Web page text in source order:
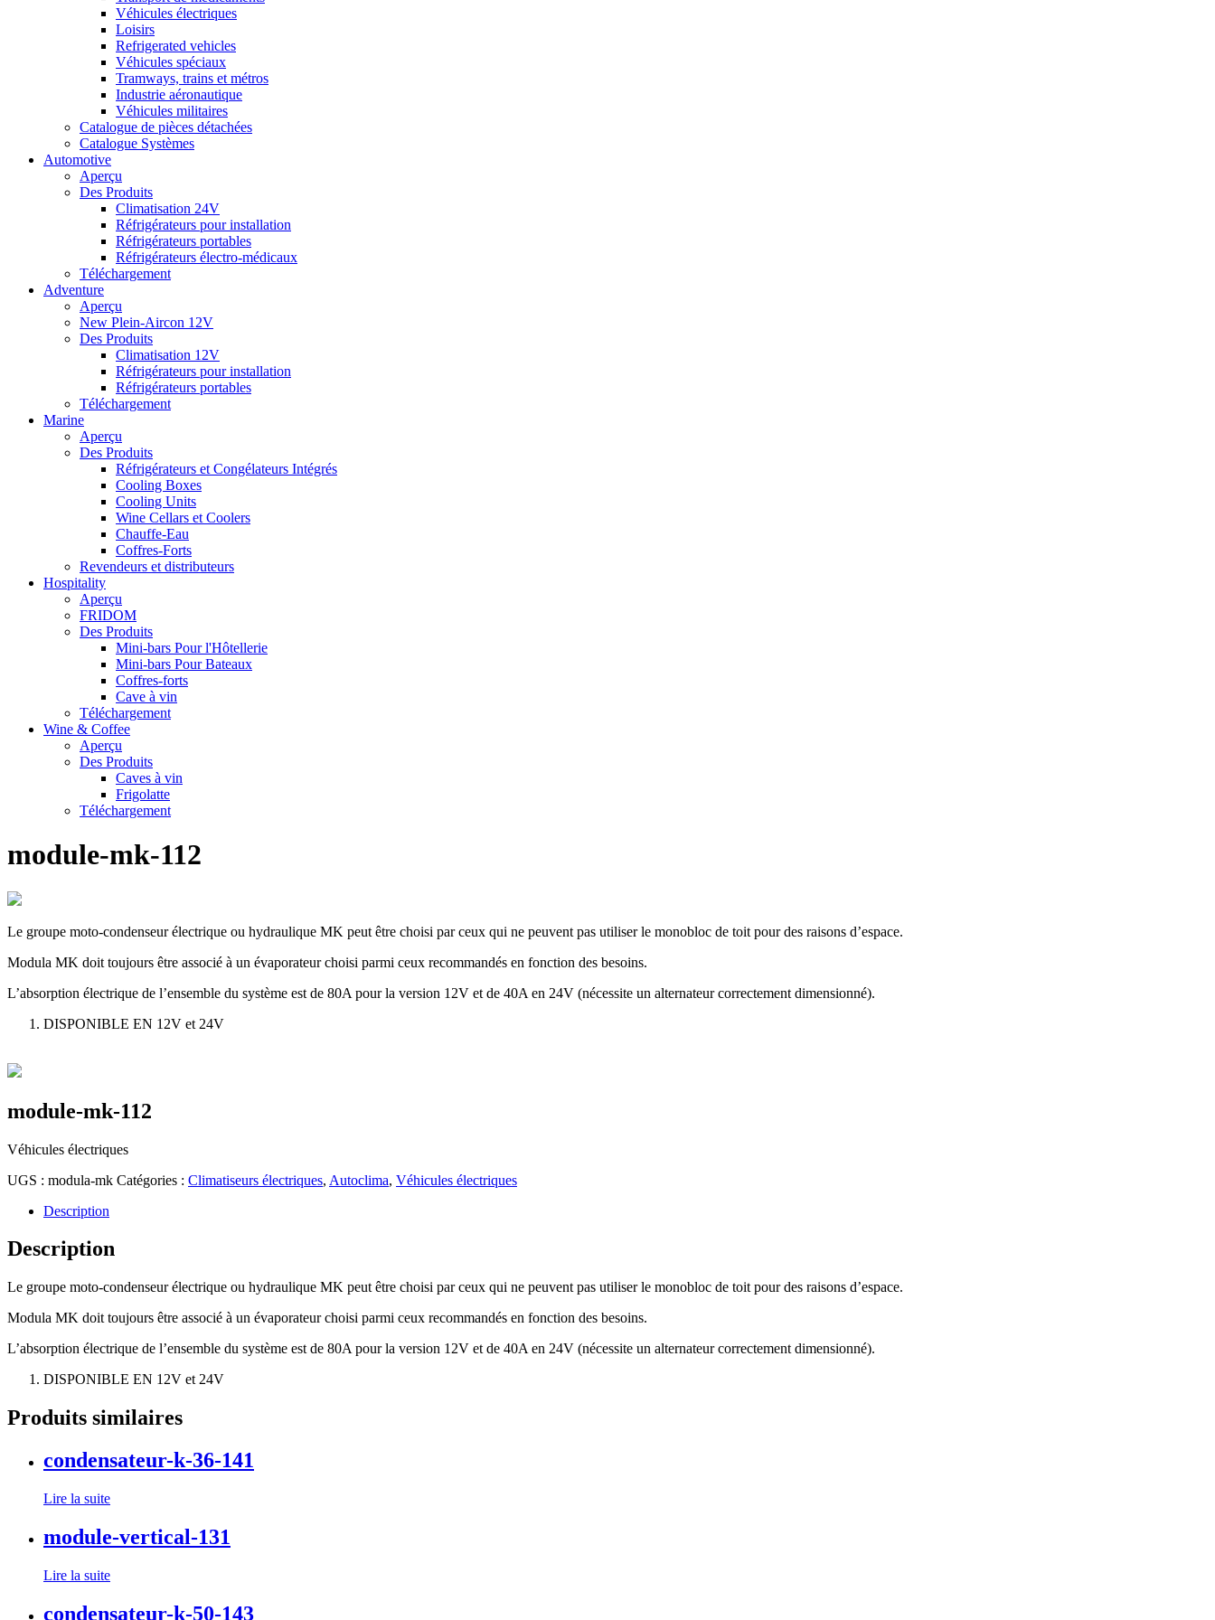
Véhicules électriques
Loisirs
Refrigerated vehicles
Véhicules spéciaux
Tramways, trains et métros
Industrie aéronautique
Véhicules militaires
Catalogue de pièces détachées
Catalogue Systèmes
Automotive
Aperçu
Des Produits
Climatisation 24V
Réfrigérateurs pour installation
Réfrigérateurs portables
Réfrigérateurs électro-médicaux
Téléchargement
Adventure
Aperçu
New Plein-Aircon 12V
Des Produits
Climatisation 12V
Réfrigérateurs pour installation
Réfrigérateurs portables
Téléchargement
Marine
Aperçu
Des Produits
Réfrigérateurs et Congélateurs Intégrés
Cooling Boxes
Cooling Units
Wine Cellars et Coolers
Chauffe-Eau
Coffres-Forts
Revendeurs et distributeurs
Hospitality
Aperçu
FRIDOM
Des Produits
Mini-bars Pour l'Hôtellerie
Mini-bars Pour Bateaux
Coffres-forts
Cave à vin
Téléchargement
Wine & Coffee
Aperçu
Des Produits
Caves à vin
Frigolatte
Téléchargement
module-mk-112
Le groupe moto-condenseur électrique ou hydraulique MK peut être choisi par ceux qui ne peuvent pas utiliser le monobloc de toit pour des raisons d’espace.
Modula MK doit toujours être associé à un évaporateur choisi parmi ceux recommandés en fonction des besoins.
L’absorption électrique de l’ensemble du système est de 80A pour la version 12V et de 40A en 24V (nécessite un alternateur correctement dimensionné).
DISPONIBLE EN 12V et 24V
module-mk-112
Véhicules électriques
UGS : modula-mk Catégories : Climatiseurs électriques, Autoclima, Véhicules électriques
Description
Description
Le groupe moto-condenseur électrique ou hydraulique MK peut être choisi par ceux qui ne peuvent pas utiliser le monobloc de toit pour des raisons d’espace.
Modula MK doit toujours être associé à un évaporateur choisi parmi ceux recommandés en fonction des besoins.
L’absorption électrique de l’ensemble du système est de 80A pour la version 12V et de 40A en 24V (nécessite un alternateur correctement dimensionné).
DISPONIBLE EN 12V et 24V
Produits similaires
condensateur-k-36-141
Lire la suite
module-vertical-131
Lire la suite
condensateur-k-50-143